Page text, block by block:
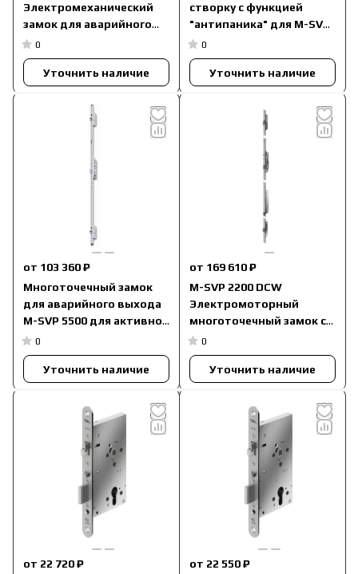
Электромеханический
замок для аварийного
выхода с
автозапиранием для
профильных дверей
0
Уточнить наличие
створку с функцией
"антипаника" для M-SVP
5500
0
Уточнить наличие
от 103 360 ₽
Многоточечный замок
для аварийного выхода
M-SVP 5500 для активной
створки
0
Уточнить наличие
от 169 610 ₽
M-SVP 2200 DCW
Электромоторный
многоточечный замок с
автоматическим
запиранием и функцией
"антипаника"
0
Уточнить наличие
от 22 720 ₽ от 22 550 ₽